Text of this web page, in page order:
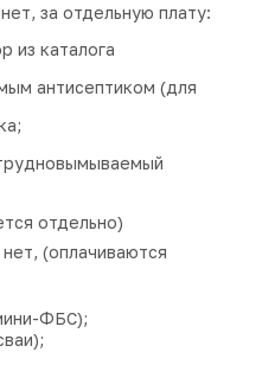
за отдельную плату:
из каталога
антисептиком (для
отдельно)
(оплачиваются
ФБС);